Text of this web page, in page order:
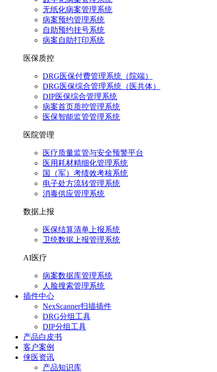
无纸化病案管理系统
病案预约管理系统
自助预约挂号系统
病案自助打印系统
医保质控
DRG医保付费管理系统（院端）
DRG医保综合管理系统（医共体）
DIP医保综合管理系统
病案首页质控管理系统
医保智能监管管理系统
医院管理
医疗质量监管与安全预警平台
医用耗材精细化管理系统
国（军）考绩效考核系统
电子处方流转管理系统
消毒供应管理系统
数据上报
医保结算清单上报系统
卫统数据上报管理系统
AI医疗
病案数据库管理系统
人脸搜索管理系统
插件中心
NexScanner扫描插件
DRG分组工具
DIP分组工具
产品白皮书
客户案例
侠医资讯
产品知识库